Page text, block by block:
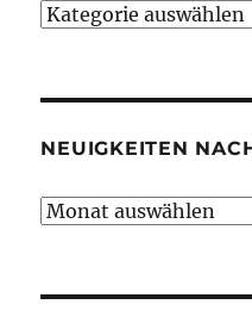
Neuigkeiten
NEUIGKEITEN
Neuigkeiten